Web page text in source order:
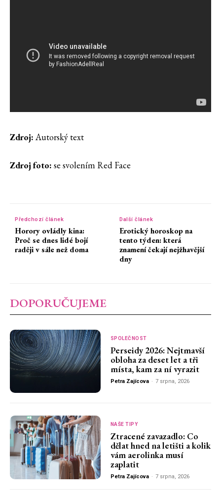
Zdroj: Autorský text
Zdroj foto: se svolením Red Face
Předchozí článek
Horory ovládly kina:
Proč se dnes lidé bojí
raději v sále než doma
Další článek
Erotický horoskop na
tento týden: která
znamení čekají nejžhavější
dny
DOPORUČUJEME
SPOLEČNOST
Perseidy 2026: Nejtmavší
obloha za deset let a tři
místa, kam za ní vyrazit
Petra Zajícova - 7 srpna, 2026
NAŠE TIPY
Ztracené zavazadlo: Co
dělat hned na letišti a kolik
vám aerolinka musí
zaplatit
Petra Zajícova - 7 srpna, 2026